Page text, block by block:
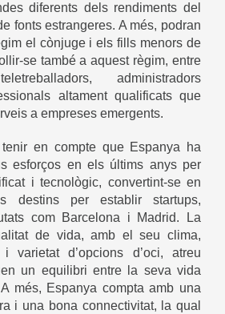
diferents dels rendiments del
fonts estrangeres. A més, podran
el cònjuge i els fills menors de
se també a aquest règim, entre
administradors
altament qualificats que
a empreses emergents.
tenir en compte que Espanya ha
esforços en els últims anys per
i tecnològic, convertint-se en
destins per establir startups,
com Barcelona i Madrid. La
de vida, amb el seu clima,
varietat d’opcions d’oci, atreu
un equilibri entre la seva vida
més, Espanya compta amb una
i una bona connectivitat, la qual